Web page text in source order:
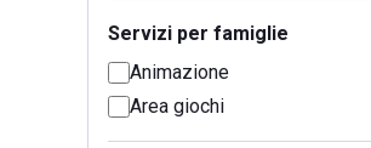
Servizi per famiglie
Animazione
Area giochi